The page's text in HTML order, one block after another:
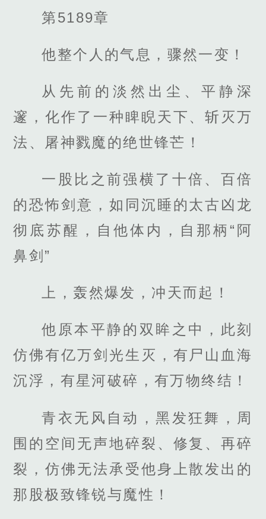
第5189章
他整个人的气息，骤然一变！
从先前的淡然出尘、平静深
邃，化作了一种睥睨天下、斩灭万
法、屠神戮魔的绝世锋芒！
一股比之前强横了十倍、百倍
的恐怖剑意，如同沉睡的太古凶龙
彻底苏醒，自他体内，自那柄“阿
鼻剑”
上，轰然爆发，冲天而起！
他原本平静的双眸之中，此刻
仿佛有亿万剑光生灭，有尸山血海
沉浮，有星河破碎，有万物终结！
青衣无风自动，黑发狂舞，周
围的空间无声地碎裂、修复、再碎
裂，仿佛无法承受他身上散发出的
那股极致锋锐与魔性！